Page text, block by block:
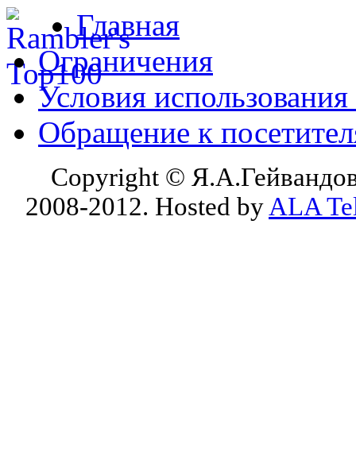
Главная
Ограничения
Условия
Обращение к
Copyright ©
2008-2012. Hosted byALA